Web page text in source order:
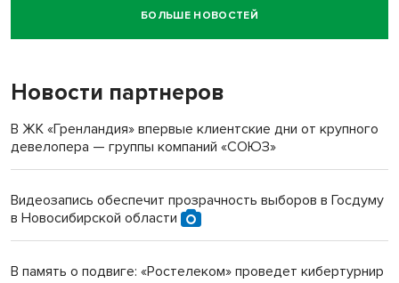
Новосибирский суд наказал водителя за смерть
пенсионерки на вокзале
БОЛЬШЕ НОВОСТЕЙ
Новости партнеров
В ЖК «Гренландия» впервые клиентские дни от крупного
девелопера — группы компаний «СОЮЗ»
Видеозапись обеспечит прозрачность выборов в Госдуму
в Новосибирской области
В память о подвиге: «Ростелеком» проведет кибертурнир